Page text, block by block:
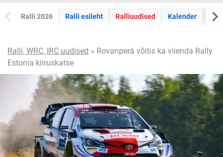
Ralli 2026 Ralli esileht Ralliuudised Kalender
Ralli, WRC, IRC uudised » Rovanperä võitis ka viienda Rally
Estonia kiiruskatse